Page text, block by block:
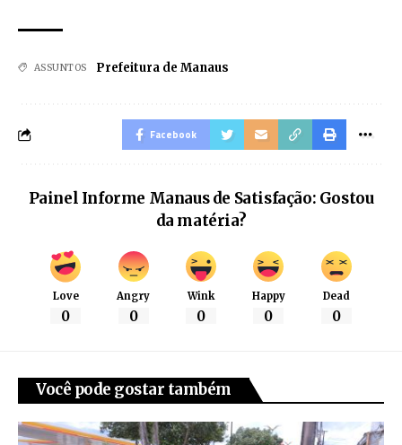
ASSUNTOS Prefeitura de Manaus
Facebook
Painel Informe Manaus de Satisfação: Gostou
da matéria?
Love
0
Angry
0
Wink
0
Happy
0
Dead
0
Você pode gostar também